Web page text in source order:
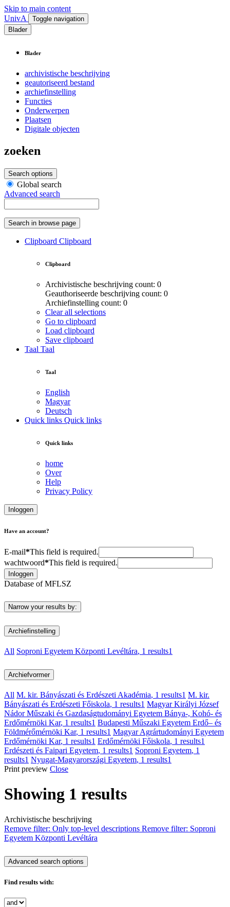
Skip to main content
UnivA
Toggle navigation
Blader
Blader
archivistische beschrijving
geautoriseerd bestand
archiefinstelling
Functies
Onderwerpen
Plaatsen
Digitale objecten
zoeken
Search options
Global search
Advanced search
Search in browse page
Clipboard Clipboard
Clipboard
Archivistische beschrijving count: 0
Geauthoriseerde beschrijving count: 0
Archiefinstelling count: 0
Clear all selections
Go to clipboard
Load clipboard
Save clipboard
Taal Taal
Taal
English
Magyar
Deutsch
Quick links Quick links
Quick links
home
Over
Help
Privacy Policy
Inloggen
Have an account?
E-mail*This field is required.
wachtwoord*This field is required.
Inloggen
Database of MFLSZ
Narrow your results by:
Archiefinstelling
All Soproni Egyetem Központi Levéltára, 1 results1
Archiefvormer
All M. kir. Bányászati és Erdészeti Akadémia, 1 results1 M. kir.
Bányászati és Erdészeti Főiskola, 1 results1 Magyar Királyi József
Nádor Műszaki és Gazdaságtudományi Egyetem Bánya-, Kohó- és
Erdőmérnöki Kar, 1 results1 Budapesti Műszaki Egyetem Erdő– és
Földmérőmérnöki Kar, 1 results1 Magyar Agrártudományi Egyetem
Erdőmérnöki Kar, 1 results1 Erdőmérnöki Főiskola, 1 results1
Erdészeti és Faipari Egyetem, 1 results1 Soproni Egyetem, 1
results1 Nyugat-Magyarországi Egyetem, 1 results1
Print preview Close
Showing 1 results
Archivistische beschrijving
Remove filter: Only top-level descriptions Remove filter: Soproni
Egyetem Központi Levéltára
Advanced search options
Find results with: